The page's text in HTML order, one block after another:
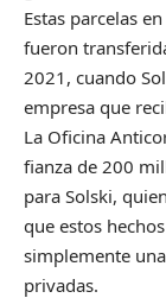
Estas parcelas
fueron
2021, cuando
empresa que
La Oficina
fianza de 200
para Solski,
que estos
simplemente
privadas.